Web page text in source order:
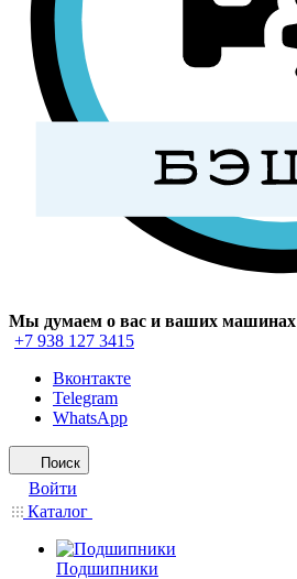
Мы думаем о вас и ваших машинах
+7 938 127 3415
Вконтакте
Telegram
WhatsApp
Поиск
Войти
Каталог
Подшипники